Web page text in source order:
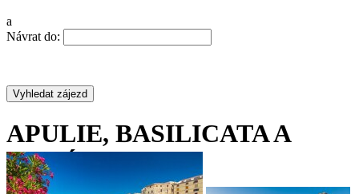
a
Návrat do:
APULIE, BASILICATA A
KALÁBRIE